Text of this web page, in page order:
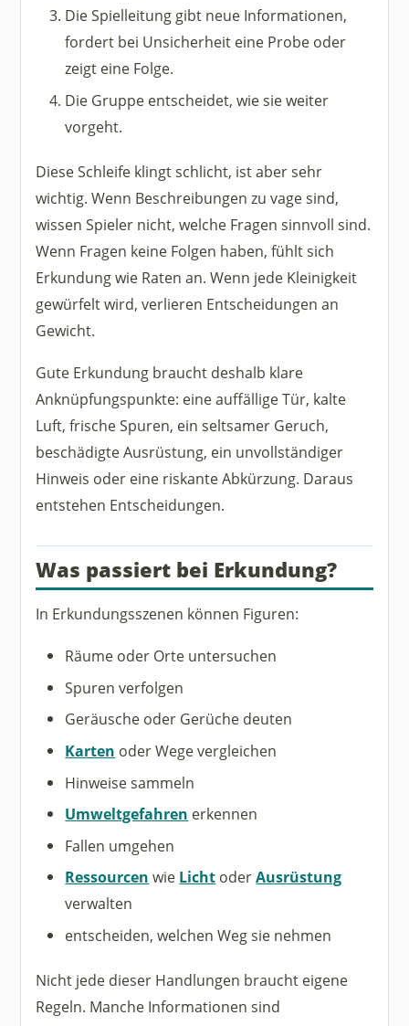
Die Spielleitung gibt neue Informationen,
fordert bei Unsicherheit eine Probe oder
zeigt eine Folge.
Die Gruppe entscheidet, wie sie weiter
vorgeht.
Diese Schleife klingt schlicht, ist aber sehr
wichtig. Wenn Beschreibungen zu vage sind,
wissen Spieler nicht, welche Fragen sinnvoll sind.
Wenn Fragen keine Folgen haben, fühlt sich
Erkundung wie Raten an. Wenn jede Kleinigkeit
gewürfelt wird, verlieren Entscheidungen an
Gewicht.
Gute Erkundung braucht deshalb klare
Anknüpfungspunkte: eine auffällige Tür, kalte
Luft, frische Spuren, ein seltsamer Geruch,
beschädigte Ausrüstung, ein unvollständiger
Hinweis oder eine riskante Abkürzung. Daraus
entstehen Entscheidungen.
Was passiert bei Erkundung?
In Erkundungsszenen können Figuren:
Räume oder Orte untersuchen
Spuren verfolgen
Geräusche oder Gerüche deuten
Karten oder Wege vergleichen
Hinweise sammeln
Umweltgefahren erkennen
Fallen umgehen
Ressourcen wie Licht oderAusrüstung
verwalten
entscheiden, welchen Weg sie nehmen
Nicht jede dieser Handlungen braucht eigene
Regeln. Manche Informationen sind